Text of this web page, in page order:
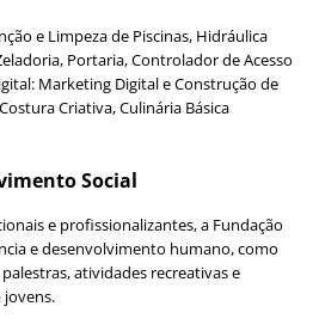
e Limpeza de Piscinas, Hidráulica
Portaria, Controlador de Acesso
Marketing Digital e Construção de
Costura Criativa,Culinária Básica
Social
e profissionalizantes, a Fundação
e desenvolvimento humano, como
atividades recreativas e
jovens.